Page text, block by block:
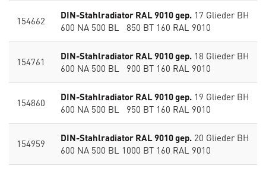
154662 DIN-Stahlradiator RAL 9010 gep. 17 Glieder BH
600 NA 500 BL 850 BT 160 RAL 9010
154761 DIN-Stahlradiator RAL 9010 gep. 18 Glieder BH
600 NA 500 BL 900 BT 160 RAL 9010
154860 DIN-Stahlradiator RAL 9010 gep. 19 Glieder BH
600 NA 500 BL 950 BT 160 RAL 9010
154959 DIN-Stahlradiator RAL 9010 gep. 20 Glieder BH
600 NA 500 BL 1000 BT 160 RAL 9010